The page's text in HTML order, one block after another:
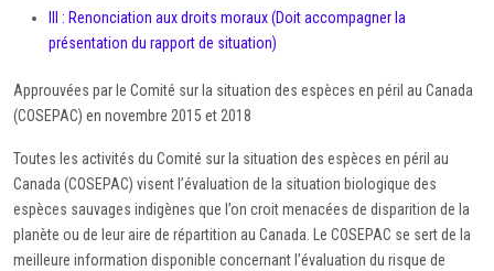
III : Renonciation aux droits moraux (Doit accompagner la
présentation du rapport de situation)
Approuvées par le Comité sur la situation des espèces en péril au Canada
(COSEPAC) en novembre 2015 et 2018
Toutes les activités du Comité sur la situation des espèces en péril au
Canada (COSEPAC) visent l’évaluation de la situation biologique des
espèces sauvages indigènes que l’on croit menacées de disparition de la
planète ou de leur aire de répartition au Canada. Le COSEPAC se sert de la
meilleure information disponible concernant l’évaluation du risque de